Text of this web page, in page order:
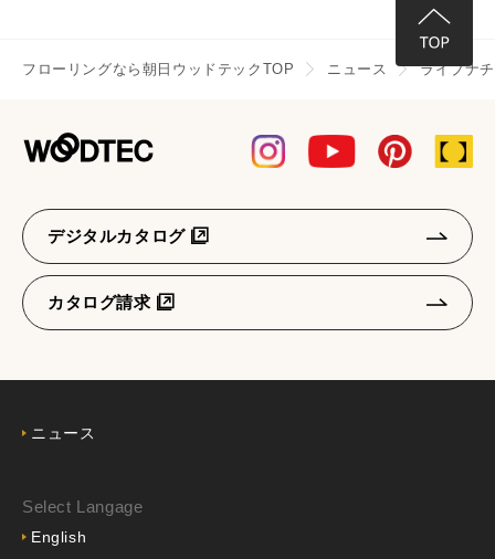
フローリングなら朝日ウッドテックTOP ニュース ライブナ
デジタルカタログ
カタログ請求
ニュース
Select Langage
English